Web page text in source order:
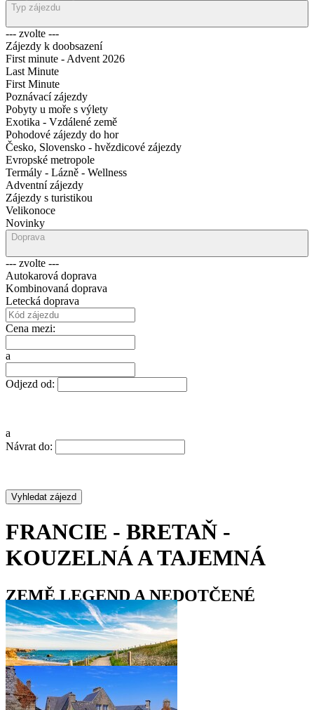
Typ zájezdu
--- zvolte ---
Zájezdy k doobsazení
First minute - Advent 2026
Last Minute
First Minute
Poznávací zájezdy
Pobyty u moře s výlety
Exotika - Vzdálené země
Pohodové zájezdy do hor
Česko, Slovensko - hvězdicové zájezdy
Evropské metropole
Termály - Lázně - Wellness
Adventní zájezdy
Zájezdy s turistikou
Velikonoce
Novinky
Doprava
--- zvolte ---
Autokarová doprava
Kombinovaná doprava
Letecká doprava
Cena mezi:
a
Odjezd od:
a
Návrat do:
FRANCIE - BRETAŇ -
KOUZELNÁ A TAJEMNÁ
ZEMĚ LEGEND A NEDOTČENÉ
PŘÍRODY
••• • • ••••